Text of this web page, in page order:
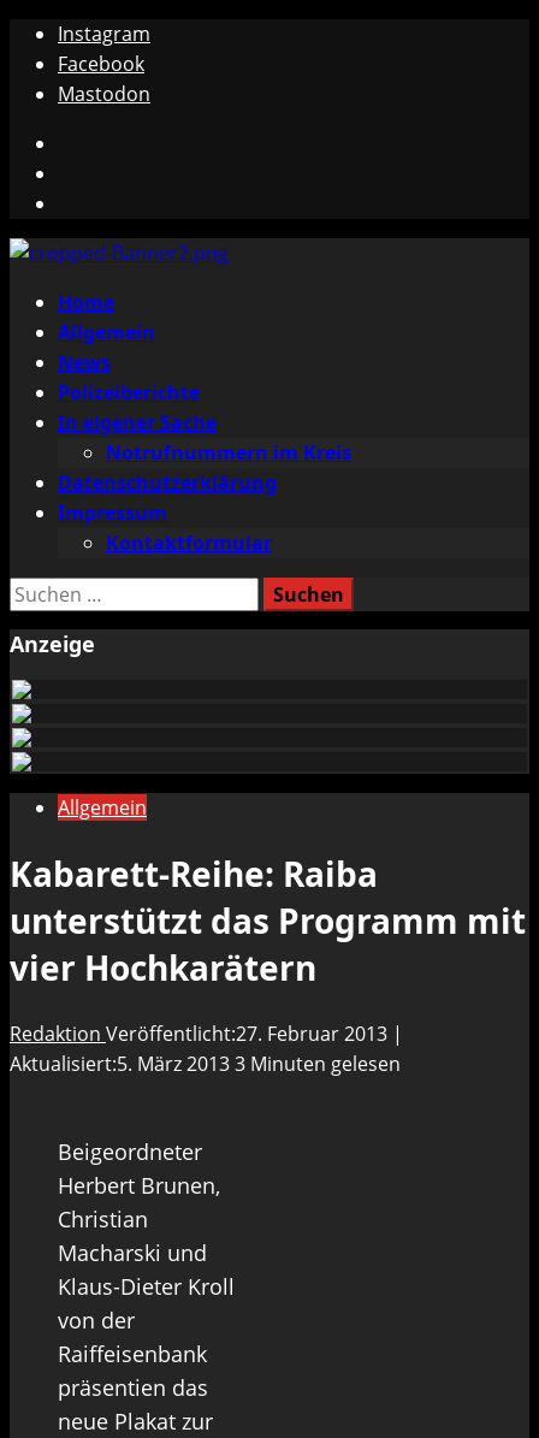
Zum
Inhalt
springen
Instagram
Facebook
Mastodon
Primäres
Menü
Home
Allgemein
News
Polizeiberichte
In eigener Sache
Notrufnummern im Kreis
Datenschutzerklärung
Impressum
Kontaktformular
Suchen
Anzeige
Allgemein
Kabarett-Reihe: Raiba
unterstützt das Programm mit
vier Hochkarätern
Redaktion Veröffentlicht:27. Februar 2013 |
Aktualisiert:5. März 20133 Minuten gelesen
Beigeordneter
Herbert Brunen,
Christian
Macharski und
Klaus-Dieter Kroll
von der
Raiffeisenbank
präsentien das
neue Plakat zur